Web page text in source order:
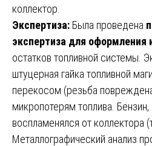
коллектор.
Экспертиза: Была проведена
экспертиза для оформления
остатков топливной системы.
штуцерная гайка топливной
перекосом (резьба
микропотерям топлива. Бензин,
воспламенялся от коллектора
Металлографический анализ